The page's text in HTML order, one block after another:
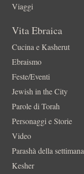
Viaggi
Vita Ebraica
Cucina e Kasherut
Ebraismo
Feste/Eventi
Jewish in the City
Parole di Torah
Personaggi e Storie
Video
Parashà della settimana
Kesher